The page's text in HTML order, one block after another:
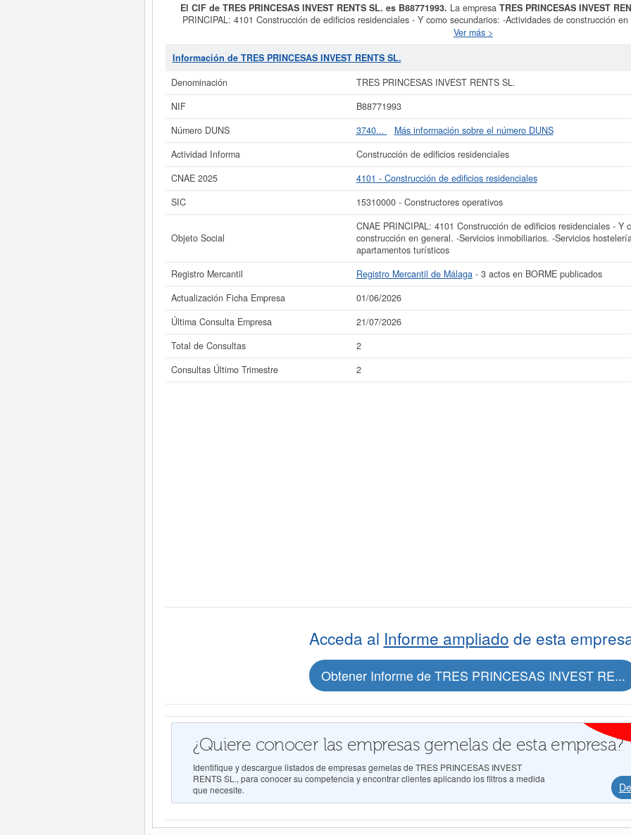
El CIF de TRES PRINCESAS INVEST RENTS SL. es B88771993. La empresa TRES PRINCESAS INVEST
PRINCIPAL: 4101 Construcción de edificios residenciales - Y como secundarios: -Actividades de construcción
Servicios hostelería - -Servicios de hospedaje y apartamentos turísticos y se dió del alta el día 20/05/2026.
categoría CNAE 4101 - Construcción de edificios residenciales. Dentro del Sistema Internacional de
empresaTRES PRINCESAS INVEST RENTS SL.se encuentra en el SIC 15310000. Esta ficha de empresa ha
relacionadas. La empresa
TRES PRINCESAS INVEST RENTS SL.tiene un patrimonio aproximado de 0 a 3.100
Si está interesado en conocer más datos de la empresa TRES PRINCESAS INVEST RENTS SL. puede
ampliado de TRES PRINCESAS INVEST RENTS SL.
La última actualización del informe de empresa se ha realizado el 01/06/2026.
Ver más >
Información de TRES PRINCESAS INVEST RENTS SL.
Denominación
TRES PRINCESAS INVEST RENTS SL.
NIF
B88771993
Número DUNS
3740...
Más información sobre el número DUNS
Actividad Informa
Construcción de edificios residenciales
CNAE 2025
4101 - Construcción de edificios residenciales
SIC
15310000 - Constructores operativos
Objeto Social
CNAE PRINCIPAL: 4101 Construcción de edificios residenciales - Y
construcción en general. -Servicios inmobiliarios. -Servicios
apartamentos turísticos
Registro Mercantil
Registro Mercantil de Málaga- 3 actos en BORME publicados
Actualización Ficha Empresa
01/06/2026
Última Consulta Empresa
21/07/2026
Total de Consultas
2
Consultas Último Trimestre
2
Acceda al Informe ampliado de esta
Obtener Informe de TRES PRINCESAS INVEST RE...
¿Quiere conocer las empresas gemelas de esta empresa?
Identifique y descargue listados de empresas gemelas de TRES PRINCESAS INVEST
RENTS SL., para conocer su competencia y encontrar clientes aplicando los filtros a medida
que necesite.